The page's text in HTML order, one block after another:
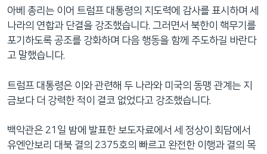
아베 총리는 이어 트럼프 대통령의 지도력에 감사를 표시하며 세
나라의 연합과 단결을 강조했습니다. 그러면서 북한이 핵무기를
포기하도록 공조를 강화하며 다음 행동을 함께 주도하길 바란다
고 말했습니다.
트럼프 대통령은 이와 관련해 두 나라와 미국의 동맹 관계는 지
금보다 더 강력한 적이 결코 없었다고 강조했습니다.
백악관은 21일 밤에 발표한 보도자료에서 세 정상이 회담에서
유엔안보리 대북 결의 2375호의 빠르고 완전한 이행과 결의 목